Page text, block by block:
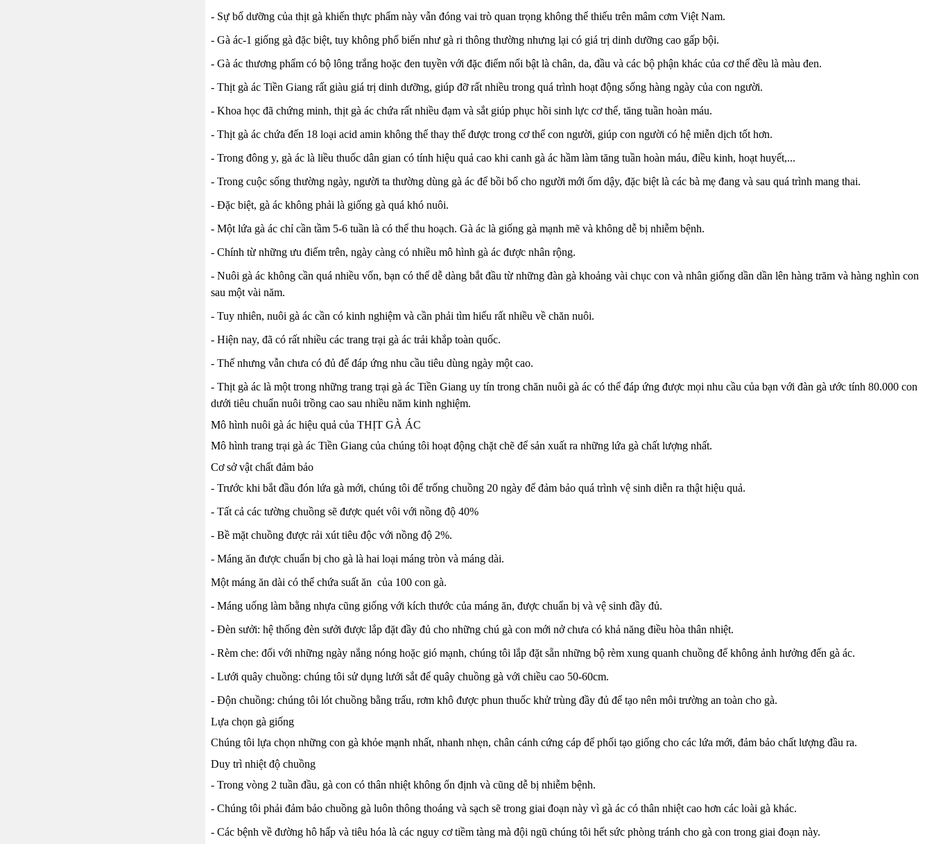
- Sự bổ dưỡng của thịt gà khiến thực phẩm này vẫn đóng vai trò quan trọng không thể thiếu trên mâm cơm Việt Nam.
- Gà ác-1 giống gà đặc biệt, tuy không phổ biến như gà ri thông thường nhưng lại có giá trị dinh dưỡng cao gấp bội.
- Gà ác thương phẩm có bộ lông trắng hoặc đen tuyền với đặc điểm nổi bật là chân, da, đầu và các bộ phận khác của cơ thể đều là màu đen.
- Thịt gà ác Tiền Giang rất giàu giá trị dinh dưỡng, giúp đỡ rất nhiều trong quá trình hoạt động sống hàng ngày của con người.
- Khoa học đã chứng minh, thịt gà ác chứa rất nhiều đạm và sắt giúp phục hồi sinh lực cơ thể, tăng tuần hoàn máu.
- Thịt gà ác chứa đến 18 loại acid amin không thể thay thế được trong cơ thể con người, giúp con người có hệ miễn dịch tốt hơn.
- Trong đông y, gà ác là liều thuốc dân gian có tính hiệu quả cao khi canh gà ác hầm làm tăng tuần hoàn máu, điều kinh, hoạt huyết,...
- Trong cuộc sống thường ngày, người ta thường dùng gà ác để bồi bổ cho người mới ốm dậy, đặc biệt là các bà mẹ đang và sau quá trình mang thai.
- Đặc biệt, gà ác không phải là giống gà quá khó nuôi.
- Một lứa gà ác chỉ cần tầm 5-6 tuần là có thể thu hoạch. Gà ác là giống gà mạnh mẽ và không dễ bị nhiễm bệnh.
- Chính từ những ưu điểm trên, ngày càng có nhiều mô hình gà ác được nhân rộng.
- Nuôi gà ác không cần quá nhiều vốn, bạn có thể dễ dàng bắt đầu từ những đàn gà khoảng vài chục con và nhân giống dần dần lên hàng trăm và hàng nghìn con
sau một vài năm.
- Tuy nhiên, nuôi gà ác cần có kinh nghiệm và cần phải tìm hiểu rất nhiều về chăn nuôi.
- Hiện nay, đã có rất nhiều các trang trại gà ác trải khắp toàn quốc.
- Thế nhưng vẫn chưa có đủ để đáp ứng nhu cầu tiêu dùng ngày một cao.
- Thịt gà ác là một trong những trang trại gà ác Tiền Giang uy tín trong chăn nuôi gà ác có thể đáp ứng được mọi nhu cầu của bạn với đàn gà ước tính 80.000 con
dưới tiêu chuẩn nuôi trồng cao sau nhiều năm kinh nghiệm.
Mô hình nuôi gà ác hiệu quả của THỊT GÀ ÁC
Mô hình trang trại gà ác Tiền Giang của chúng tôi hoạt động chặt chẽ để sản xuất ra những lứa gà chất lượng nhất.
Cơ sở vật chất đảm bảo
- Trước khi bắt đầu đón lứa gà mới, chúng tôi để trống chuồng 20 ngày để đảm bảo quá trình vệ sinh diễn ra thật hiệu quả.
- Tất cả các tường chuồng sẽ được quét vôi với nồng độ 40%
- Bề mặt chuồng được rải xút tiêu độc với nồng độ 2%.
- Máng ăn được chuẩn bị cho gà là hai loại máng tròn và máng dài.
Một máng ăn dài có thể chứa suất ăn của 100 con gà.
- Máng uống làm bằng nhựa cũng giống với kích thước của máng ăn, được chuẩn bị và vệ sinh đầy đủ.
- Đèn sưởi: hệ thống đèn sưởi được lắp đặt đầy đủ cho những chú gà con mới nở chưa có khả năng điều hòa thân nhiệt.
- Rèm che: đối với những ngày nắng nóng hoặc gió mạnh, chúng tôi lắp đặt sẵn những bộ rèm xung quanh chuồng để không ảnh hưởng đến gà ác.
- Lưới quây chuồng: chúng tôi sử dụng lưới sắt để quây chuồng gà với chiều cao 50-60cm.
- Độn chuồng: chúng tôi lót chuồng bằng trấu, rơm khô được phun thuốc khử trùng đầy đủ để tạo nên môi trường an toàn cho gà.
Lựa chọn gà giống
Chúng tôi lựa chọn những con gà khỏe mạnh nhất, nhanh nhẹn, chân cánh cứng cáp để phối tạo giống cho các lứa mới, đảm bảo chất lượng đầu ra.
Duy trì nhiệt độ chuồng
- Trong vòng 2 tuần đầu, gà con có thân nhiệt không ổn định và cũng dễ bị nhiễm bệnh.
- Chúng tôi phải đảm bảo chuồng gà luôn thông thoáng và sạch sẽ trong giai đoạn này vì gà ác có thân nhiệt cao hơn các loài gà khác.
- Các bệnh về đường hô hấp và tiêu hóa là các nguy cơ tiềm tàng mà đội ngũ chúng tôi hết sức phòng tránh cho gà con trong giai đoạn này.